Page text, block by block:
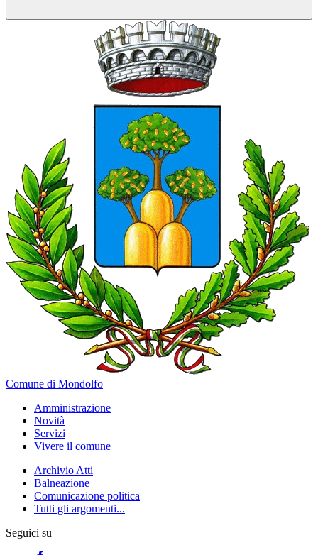
Comune di Mondolfo
Amministrazione
Novità
Servizi
Vivere il comune
Archivio Atti
Balneazione
Comunicazione politica
Tutti gli argomenti...
Seguici su